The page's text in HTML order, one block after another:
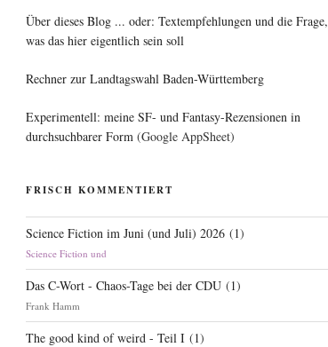
Über dieses Blog ... oder: Textempfehlungen und die Frage,
was das hier eigentlich sein soll
Rechner zur Landtagswahl Baden-Württemberg
Experimentell: meine SF- und Fantasy-Rezensionen in
durchsuchbarer Form (Google AppSheet)
FRISCH KOMMENTIERT
Science Fiction im Juni (und Juli) 2026 (1)
Science Fiction und
Das C-Wort - Chaos-Tage bei der CDU (1)
Frank Hamm
The good kind of weird - Teil I (1)